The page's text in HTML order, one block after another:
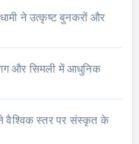
ने उत्कृष्ट बुनकरों और
और सिमली में आधुनिक
वैश्विक स्तर पर संस्कृत के